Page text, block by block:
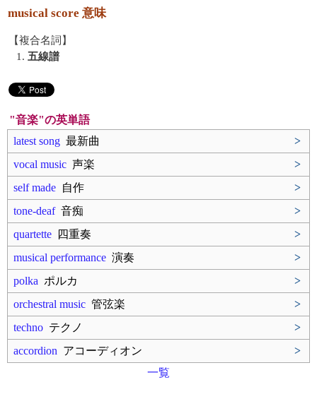
musical score 意味
【複合名詞】
1. 五線譜
"音楽"の英単語
latest song 最新曲
>
vocal music 声楽
>
self made 自作
>
tone-deaf音痴
>
quartette 四重奏
>
musical performance 演奏
>
polka ポルカ
>
orchestral music 管弦楽
>
techno テクノ
>
accordion アコーディオン
>
一覧